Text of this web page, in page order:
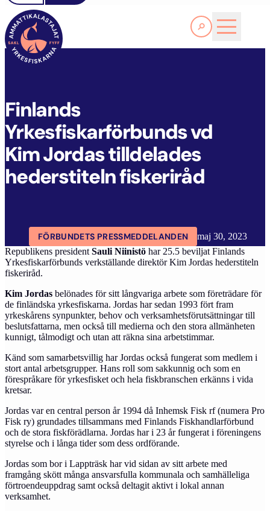
Läs Mer
FYFF
Finlands
Yrkesfiskarförbunds vd
Kim Jordas tilldelades
hederstiteln fiskeriråd
FÖRBUNDETS PRESSMEDDELANDEN
maj 30, 2023
Republikens president Sauli Niinistö har 25.5 beviljat Finlands
Yrkesfiskarförbunds verkställande direktör Kim Jordas hederstiteln
fiskeriråd.
Kim Jordas belönades för sitt långvariga arbete som företrädare för
de finländska yrkesfiskarna. Jordas har sedan 1993 fört fram
yrkeskårens synpunkter, behov och verksamhetsförutsättningar till
beslutsfattarna, men också till medierna och den stora allmänheten
kunnigt, tålmodigt och utan att räkna sina arbetstimmar.
Känd som samarbetsvillig har Jordas också fungerat som medlem i
stort antal arbetsgrupper. Hans roll som sakkunnig och som en
förespråkare för yrkesfisket och hela fiskbranschen erkänns i vida
kretsar.
Jordas var en central person år 1994 då Inhemsk Fisk rf (numera Pro
Fisk ry) grundades tillsammans med Finlands Fiskhandlarförbund
och de stora fiskförädlarna. Jordas har i 23 år fungerat i föreningens
styrelse och i långa tider som dess ordförande.
Jordas som bor i Lappträsk har vid sidan av sitt arbete med
framgång skött många ansvarsfulla kommunala och samhälleliga
förtroendeuppdrag samt också deltagit aktivt i lokal annan
verksamhet.